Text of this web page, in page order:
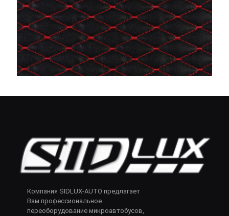
Компания SIDLUX-AUTO предлагает
Вам профессиональное
переоборудование микроавтобусов,